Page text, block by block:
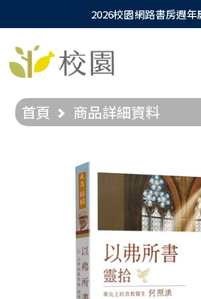
2026校園網路書房週
首頁 商品詳細資料